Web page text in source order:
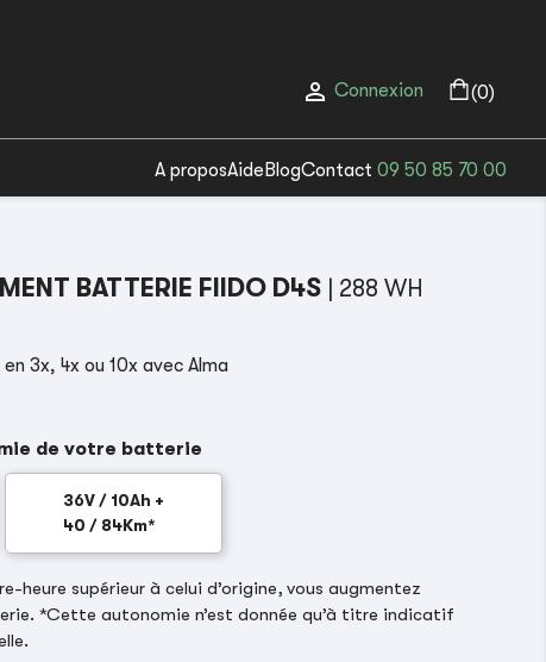
 Connexion (0)
A proposAide BlogContact 09 50 85 70 00
BATTERIE FIIDO D4S | 288 WH
3x, 4x ou 10x avec Alma
de votre batterie
36V / 10Ah +
40 / 84Km*
heure supérieur à celui d’origine, vous augmentez
*Cette autonomie n’est donnée qu’à titre indicatif